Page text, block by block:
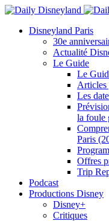
Disneyland Paris
30e
Actualité
Le Guide
Le
Articles
Les
la foule
Paris
Offres
Trip
Podcast
Productions Disney
Disney+
Critiques